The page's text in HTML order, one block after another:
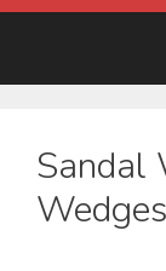
Sandal
Wedges